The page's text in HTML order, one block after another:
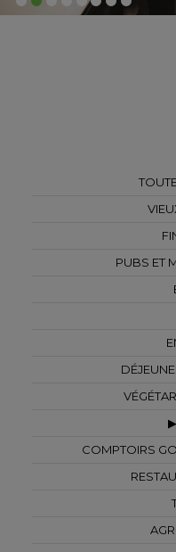
PUBS ET
COMPTOIRS